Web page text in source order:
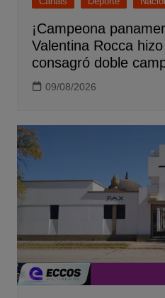
¡Campeona
Valentina Rocca
consagró doble
09/08/2026